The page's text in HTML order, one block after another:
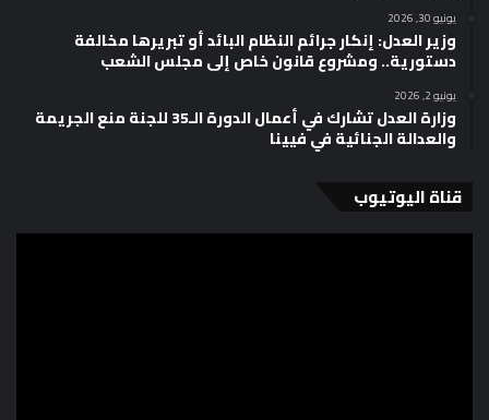
يونيو 30, 2026
وزير العدل: إنكار جرائم النظام البائد أو تبريرها مخالفة
دستورية.. ومشروع قانون خاص إلى مجلس الشعب
يونيو 2, 2026
وزارة العدل تشارك في أعمال الدورة الـ35 للجنة منع الجريمة
والعدالة الجنائية في فيينا
قناة اليوتيوب